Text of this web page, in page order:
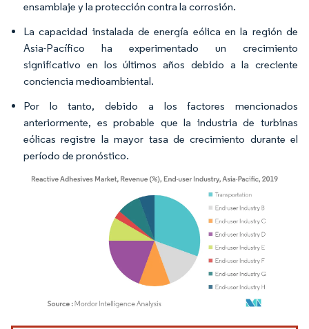
ensamblaje y la protección contra la corrosión.
La capacidad instalada de energía eólica en la región de
Asia-Pacífico ha experimentado un crecimiento
significativo en los últimos años debido a la creciente
conciencia medioambiental.
Por lo tanto, debido a los factores mencionados
anteriormente, es probable que la industria de turbinas
eólicas registre la mayor tasa de crecimiento durante el
período de pronóstico.